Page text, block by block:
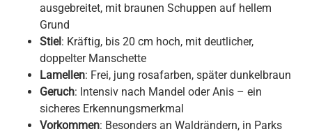
ausgebreitet, mit braunen Schuppen auf hellem
Grund
Stiel: Kräftig, bis 20 cm hoch, mit deutlicher,
doppelter Manschette
Lamellen: Frei, jung rosafarben, später dunkelbraun
Geruch: Intensiv nach Mandel oder Anis – ein
sicheres Erkennungsmerkmal
Vorkommen: Besonders an Waldrändern, in Parks